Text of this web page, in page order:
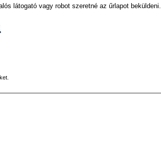
látogató vagy robot szeretné az űrlapot beküldeni.